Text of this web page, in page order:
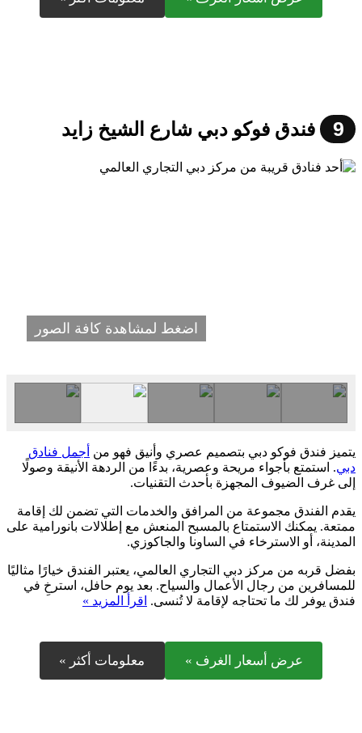
9 فندق فوكو دبي شارع الشيخ زايد
اضغط لمشاهدة كافة الصور
يتميز فندق فوكو دبي بتصميم عصري وأنيق فهو من أجمل فنادق
دبي. استمتع بأجواء مريحة وعصرية، بدءًا من الردهة الأنيقة وصولًا
إلى غرف الضيوف المجهزة بأحدث التقنيات.
يقدم الفندق مجموعة من المرافق والخدمات التي تضمن لك إقامة
ممتعة. يمكنك الاستمتاع بالمسبح المنعش مع إطلالات بانورامية على
المدينة، أو الاسترخاء في الساونا والجاكوزي.
بفضل قربه من مركز دبي التجاري العالمي، يعتبر الفندق خيارًا مثاليًا
للمسافرين من رجال الأعمال والسياح. بعد يوم حافل، استرخِ في
فندق يوفر لك ما تحتاجه لإقامة لا تُنسى. اقرأ المزيد »
عرض أسعار الغرف » معلومات أكثر »